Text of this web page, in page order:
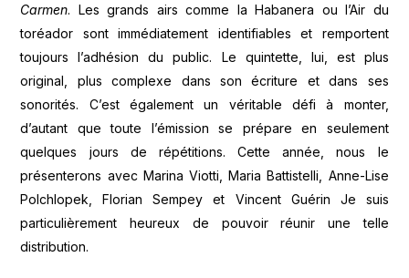
Carmen. Les grands airs comme la Habanera ou l’Air du
toréador sont immédiatement identifiables et remportent
toujours l’adhésion du public. Le quintette, lui, est plus
original, plus complexe dans son écriture et dans ses
sonorités. C’est également un véritable défi à monter,
d’autant que toute l’émission se prépare en seulement
quelques jours de répétitions. Cette année, nous le
présenterons avec Marina Viotti, Maria Battistelli, Anne-Lise
Polchlopek, Florian Sempey et Vincent Guérin Je suis
particulièrement heureux de pouvoir réunir une telle
distribution.